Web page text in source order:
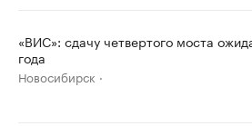
«ВИС»: сдачу четвертого моста
года
Новосибирск